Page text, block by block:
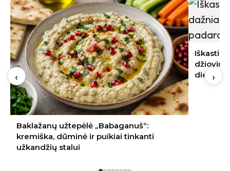
Iškasti svogūnai pradėjo pūti: dažniausia
džiovinimo klaida padaroma pirmąją
dieną
‹ ›